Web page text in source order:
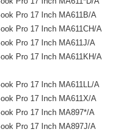
Pro 17 Inch MA611B/A
Pro 17 Inch MA611CH/A
Pro 17 Inch MA611J/A
Pro 17 Inch MA611KH/A
Pro 17 Inch MA611LL/A
Pro 17 Inch MA611X/A
Pro 17 Inch MA897*/A
Pro 17 Inch MA897J/A